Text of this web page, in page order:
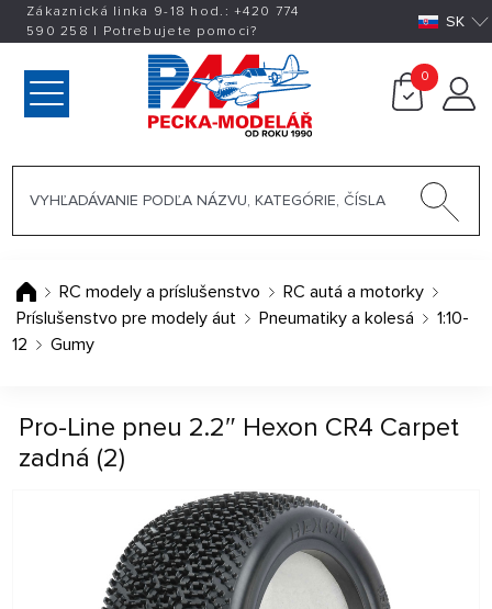
Zákaznická linka 9-18 hod.:+420 774
590 258 | Potrebujete pomoci? SK
0
RC modely a príslušenstvo
RC autá a motorky
Príslušenstvo pre modely áut
Pneumatiky a kolesá
1:10-
12
Gumy
Pro-Line pneu 2.2″ Hexon CR4 Carpet
zadná (2)